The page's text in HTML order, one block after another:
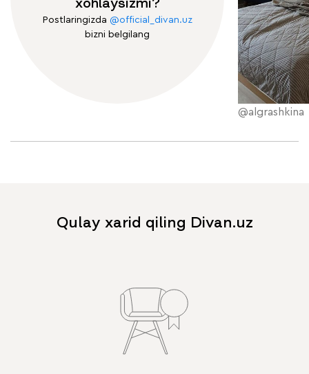
xohlaysizmi?
Postlaringizda @official_divan.uz
bizni belgilang
@algrashkina
Qulay xarid qiling Divan.uz